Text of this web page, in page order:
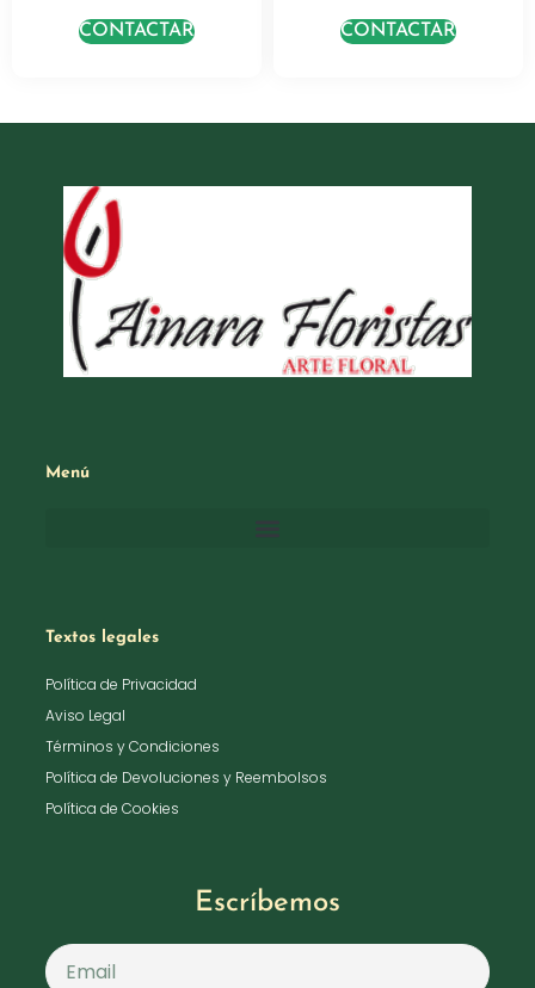
CONTACTAR CONTACTAR
Menú
Textos legales
Política de Privacidad
Aviso Legal
Términos y Condiciones
Política de Devoluciones y Reembolsos
Política de Cookies
Escríbemos